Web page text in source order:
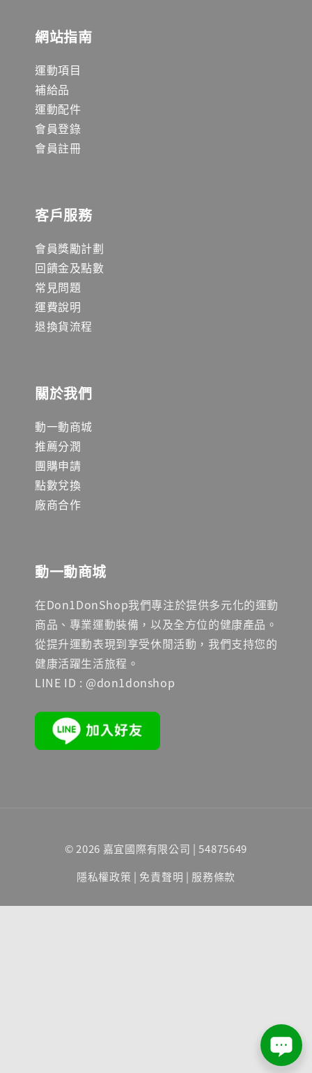
網站指南
運動項目
補給品
運動配件
會員登錄
會員註冊
客戶服務
會員獎勵計劃
回饋金及點數
常見問題
運費說明
退換貨流程
關於我們
動一動商城
推薦分潤
團購申請
點數兌換
廠商合作
動一動商城
在Don1DonShop我們專注於提供多元化的運動
商品、專業運動裝備，以及全方位的健康產品。
從提升運動表現到享受休閒活動，我們支持您的
健康活躍生活旅程。
LINE ID : @don1donshop
© 2026 嘉宜國際有限公司 | 54875649
隱私權政策 | 免責聲明 | 服務條款